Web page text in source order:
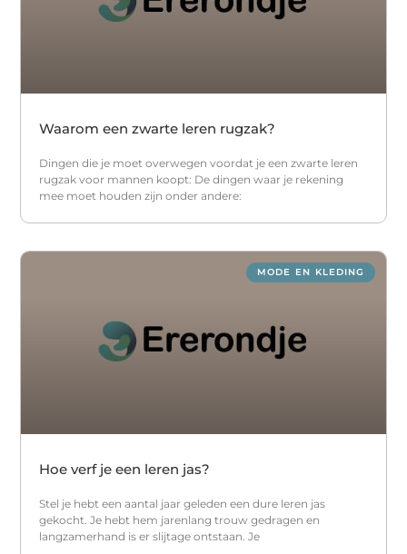
Waarom een zwarte leren rugzak?
Dingen die je moet overwegen voordat je een zwarte leren
rugzak voor mannen koopt: De dingen waar je rekening
mee moet houden zijn onder andere:
MODE EN KLEDING
Hoe verf je een leren jas?
Stel je hebt een aantal jaar geleden een dure leren jas
gekocht. Je hebt hem jarenlang trouw gedragen en
langzamerhand is er slijtage ontstaan. Je